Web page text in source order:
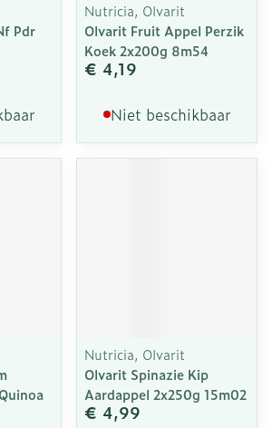
Pdr
Nutricia, Olvarit
Olvarit Fruit Appel Perzik
Koek 2x200g 8m54
€ 4,19
Niet beschikbaar
Nutricia, Olvarit
Olvarit Spinazie Kip
Aardappel 2x250g 15m02
€ 4,99